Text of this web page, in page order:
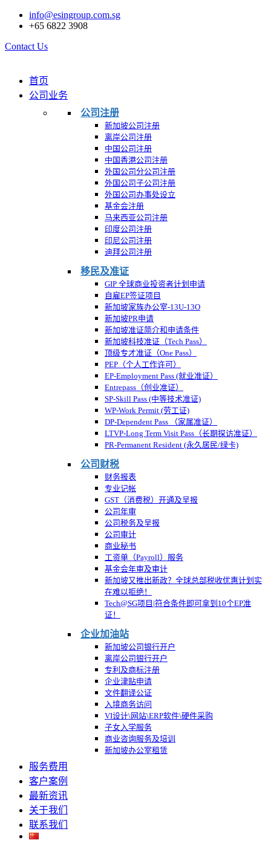
info@esingroup.com.sg
+65 6822 3908
Contact Us
首页
公司业务
公司注册
新加坡公司注册
离岸公司注册
中国公司注册
中国香港公司注册
外国公司分公司注册
外国公司子公司注册
外国公司办事处设立
基金会注册
马来西亚公司注册
印度公司注册
印尼公司注册
迪拜公司注册
移民及准证
GIP 全球商业投资者计划申请
自雇EP签证项目
新加坡家族办公室-13U-13O
新加坡PR申请
新加坡准证简介和申请条件
新加坡科技准证（Tech Pass）
顶级专才准证（One Pass）
PEP（个人工作许可）
EP-Employment Pass (就业准证）
Entrepass（创业准证）
SP-Skill Pass (中等技术准证)
WP-Work Permit (劳工证)
DP-Dependent Pass （家属准证）
LTVP-Long Term Visit Pass（长期探访准证）
PR-Permanent Resident (永久居民/绿卡)
公司财税
财务报表
专业记帐
GST（消费税）开通及呈报
公司年审
公司税务及呈报
公司审计
商业秘书
工资单（Payroll）服务
基金会年审及审计
新加坡又推出新政？全球总部税收优惠计划实
在难以拒绝！
Tech@SG项目|符合条件即可拿到10个EP准
证！
企业加油站
新加坡公司银行开户
离岸公司银行开户
专利及商标注册
企业津贴申请
文件翻译公证
入境商务访问
VI设计\网站\ERP软件\硬件采购
子女入学服务
商业咨询服务及培训
新加坡办公室租赁
服务费用
客户案例
最新资讯
关于我们
联系我们